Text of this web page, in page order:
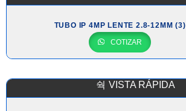
TUBO IP 4MP LENTE 2.8-12MM (3)
COTIZAR
VISTA RÁPIDA